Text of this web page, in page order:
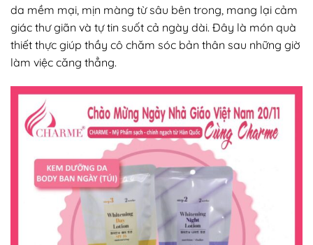
da mềm mại, mịn màng từ sâu bên trong, mang lại cảm
giác thư giãn và tự tin suốt cả ngày dài. Đây là món quà
thiết thực giúp thầy cô chăm sóc bản thân sau những giờ
làm việc căng thẳng.